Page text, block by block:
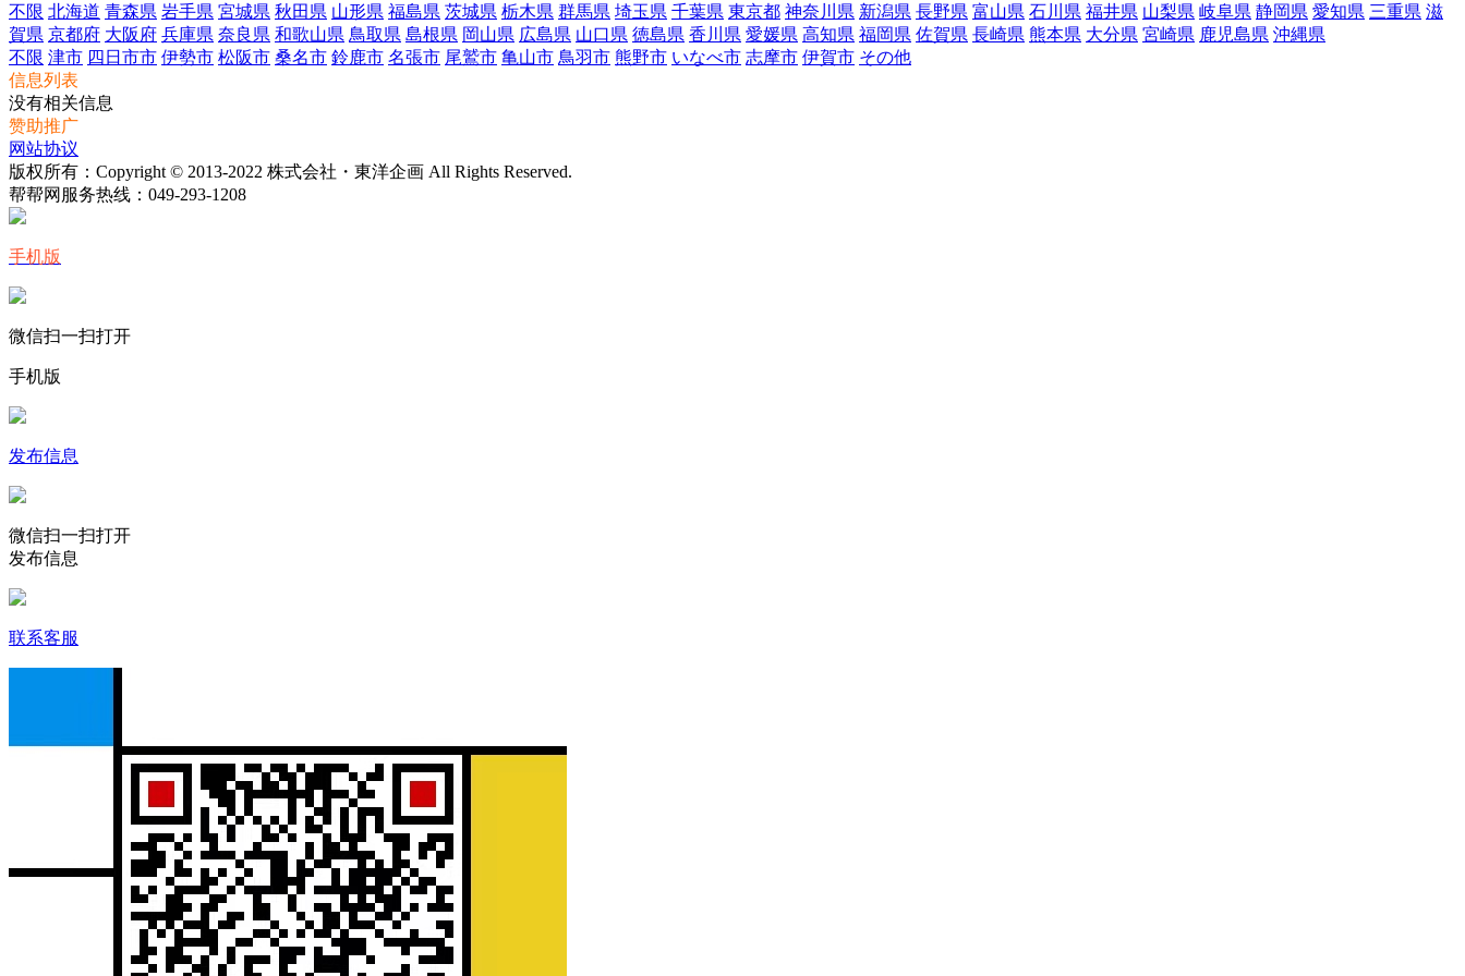
不限 北海道 青森県 岩手県 宮城県 秋田県 山形県 福島県 茨城県 栃木県 群馬県 埼玉県 千葉県 東京都 神奈川県 新潟県 長野県 富山県 石川県 福井県 山梨県 岐阜県 静岡県 愛知県 三重県 滋
賀県 京都府 大阪府 兵庫県 奈良県 和歌山県 鳥取県 島根県 岡山県 広島県 山口県 徳島県 香川県 愛媛県 高知県 福岡県 佐賀県 長崎県 熊本県 大分県 宮崎県 鹿児島県 沖縄県
不限 津市 四日市市 伊勢市 松阪市 桑名市 鈴鹿市 名張市 尾鷲市 亀山市 鳥羽市 熊野市 いなべ市 志摩市 伊賀市 その他
信息列表
没有相关信息
赞助推广
网站协议
版权所有：Copyright © 2013-2022 株式会社・東洋企画 All Rights Reserved.
帮帮网服务热线： 049-293-1208
手机版
微信扫一扫打开
手机版
发布信息
微信扫一扫打开
发布信息
联系客服